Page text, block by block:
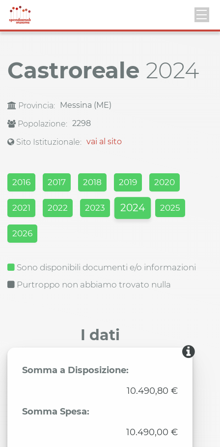
Castroreale 2024
Provincia:
Messina (ME)
Popolazione: 2298
Sito Istituzionale: vai al sito
2016 2017 2018 2019 2020
2021 2022 2023 2024 2025
2026
Sono disponibili documenti e/o informazioni
Purtroppo non abbiamo trovato nulla
I dati
Somma a Disposizione:
10.490,80 €
Somma Spesa:
10.490,00 €